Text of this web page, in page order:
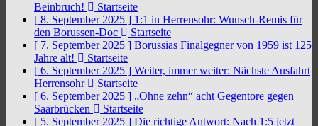
Beinbruch!
Startseite
[ 8. September 2025 ] 1:1 in Herrensohr: Wunsch-Remis für
den Borussen-Doc
Startseite
[ 7. September 2025 ] Borussias Finalgegner von 1959 ist 125
Jahre alt!
Startseite
[ 6. September 2025 ] Weiter, immer weiter: Nächste Ausfahrt
Herrensohr
Startseite
[ 6. September 2025 ] „Ohne zehn“ acht Gegentore gegen
Saarbrücken
Startseite
[ 5. September 2025 ] Die richtige Antwort: Nach 1:5 jetzt